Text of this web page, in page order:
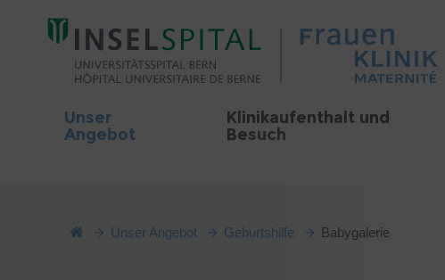
Unser
Angebot
Klinikaufenthalt und
Besuch
Unser Angebot Geburtshilfe Babygalerie